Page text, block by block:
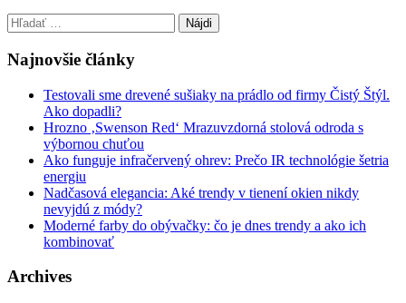
Hľadať:
Najnovšie články
Testovali sme drevené sušiaky na prádlo od firmy Čistý Štýl.
Ako dopadli?
Hrozno ‚Swenson Red‘ Mrazuvzdorná stolová odroda s
výbornou chuťou
Ako funguje infračervený ohrev: Prečo IR technológie šetria
energiu
Nadčasová elegancia: Aké trendy v tienení okien nikdy
nevyjdú z módy?
Moderné farby do obývačky: čo je dnes trendy a ako ich
kombinovať
Archives